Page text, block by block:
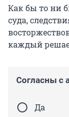
Как бы то ни
суда,
каждый
Согласны с
Да